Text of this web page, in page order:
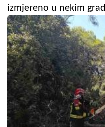
izmjereno u nekim